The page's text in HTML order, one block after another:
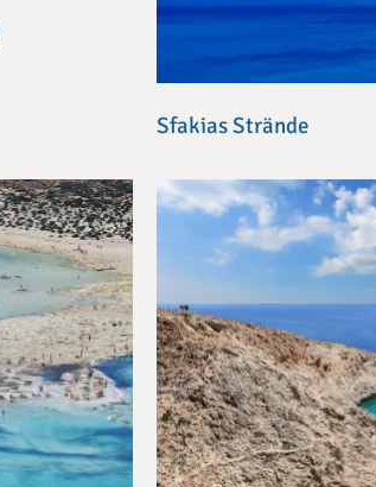
Sfakias Strände